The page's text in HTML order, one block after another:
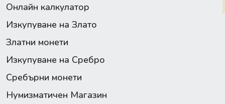
Онлайн калкулатор
Изкупуване на Злато
Златни монети
Изкупуване на Сребро
Сребърни монети
Нумизматичен Магазин